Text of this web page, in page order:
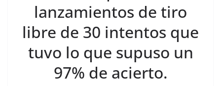
lanzamientos de tiro
libre de 30 intentos que
tuvo lo que supuso un
97% de acierto.